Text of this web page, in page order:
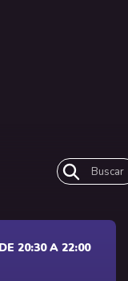
Buscar
20:30 A 22:00